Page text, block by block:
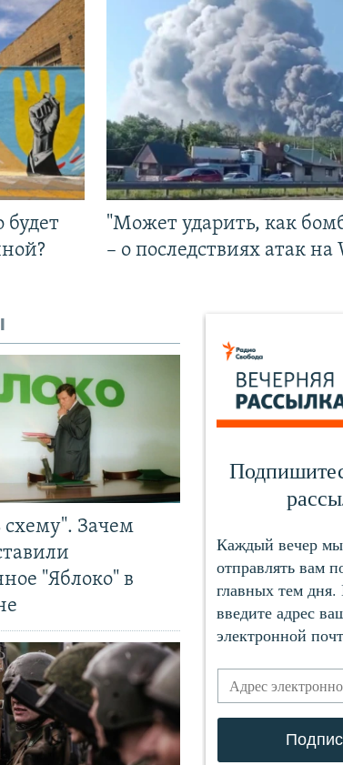
будет
"Может ударить, как
– о последствиях атак
схему". Зачем
"Яблоко" в